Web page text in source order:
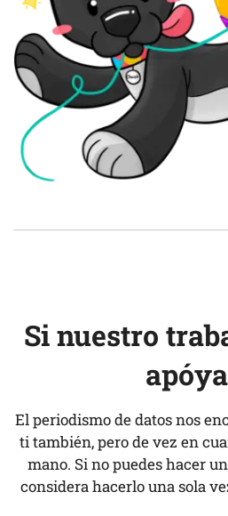
Si nuestro
El periodismo de datos nos
ti también, pero de vez en
mano. Si no puedes hacer
considera hacerlo una sola